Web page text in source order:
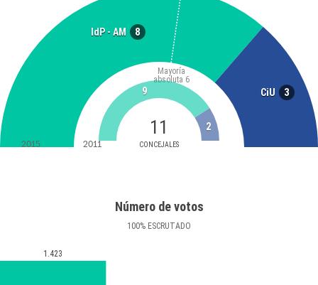
IdP - AM 8
CiU 3
11
CONCEJALES
Mayoría
absoluta 6
9
2
2015 2011
Número de votos
100% ESCRUTADO
1.423